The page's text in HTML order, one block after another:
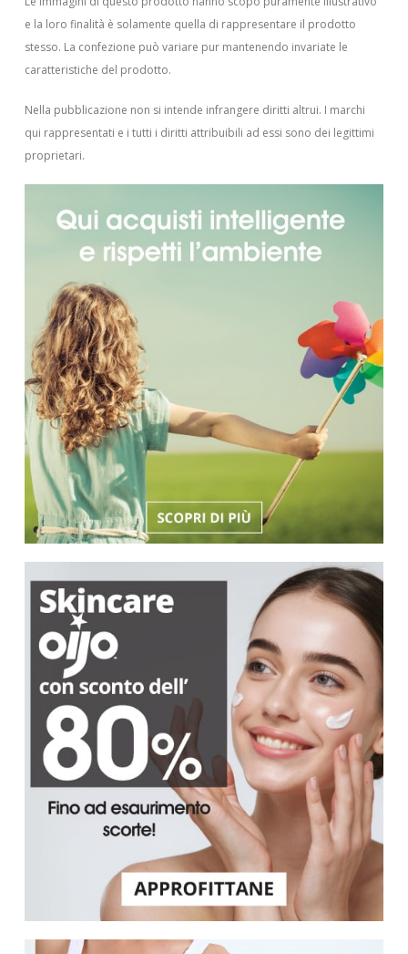
e la loro finalità è solamente quella di rappresentare il prodotto
stesso. La confezione può variare pur mantenendo invariate le
caratteristiche del prodotto.
Nella pubblicazione non si intende infrangere diritti altrui. I marchi
qui rappresentati e i tutti i diritti attribuibili ad essi sono dei legittimi
proprietari.